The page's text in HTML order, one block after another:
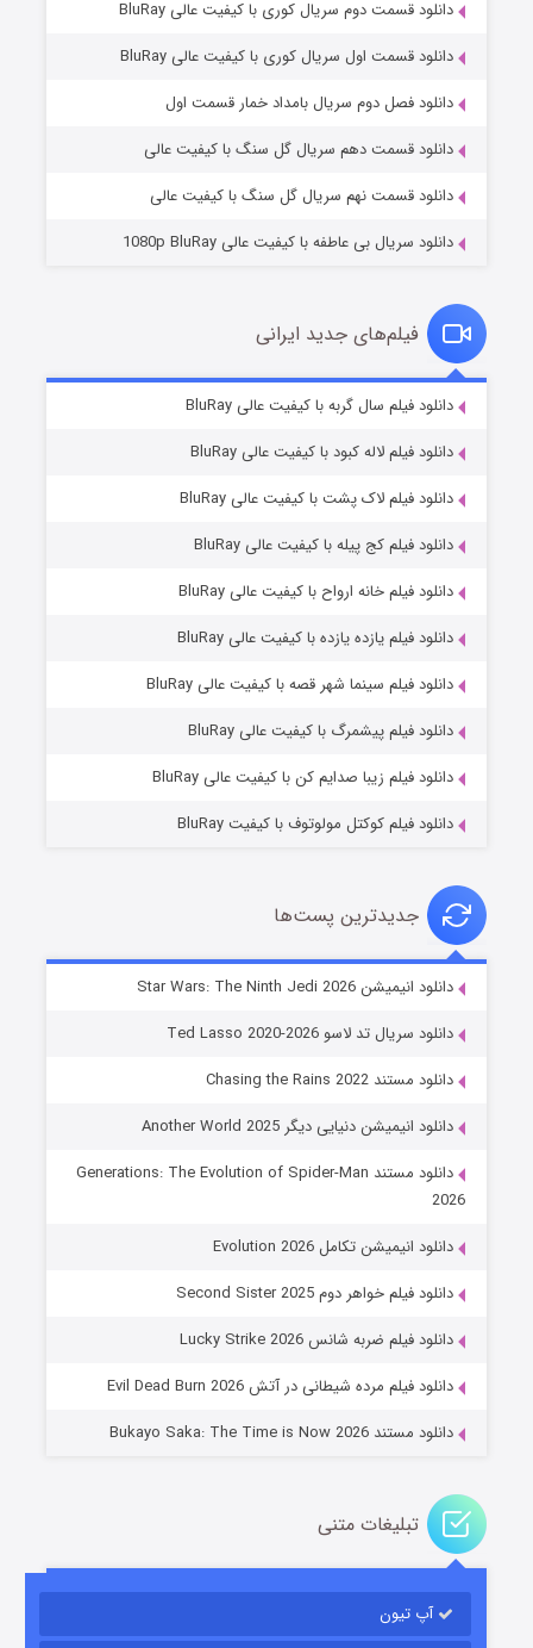
مردگان متحرک: شهر مرده ۳
قسمت۲ (زیرنویس) منتشر شد
قسمت۷ (زیرنویس) منتشر شد
خاندان اژدها فصل ۳
جادوگری در مغولستان
باب اسفنجی فصل ۱۷
قسمت۶ (زیرنویس) منتشر شد
دانلود قسمت دوم سریال کوری با کیفیت عالی BluRay
دانلود قسمت اول سریال کوری با کیفیت عالی BluRay
دانلود فصل دوم سریال بامداد خمار قسمت اول
دانلود قسمت دهم سریال گل سنگ با کیفیت عالی
دانلود قسمت نهم سریال گل سنگ با کیفیت عالی
دانلود سریال بی عاطفه با کیفیت عالی 1080p BluRay
فیلم‌های جدید ایرانی
دانلود فیلم سال گربه با کیفیت عالی BluRay
دانلود فیلم لاله کبود با کیفیت عالی BluRay
دانلود فیلم لاک پشت با کیفیت عالی BluRay
دانلود فیلم کج‌ پیله با کیفیت عالی BluRay
دانلود فیلم خانه ارواح با کیفیت عالی BluRay
دانلود فیلم یازده یازده با کیفیت عالی BluRay
دانلود فیلم سینما شهر قصه با کیفیت عالی BluRay
دانلود فیلم پیشمرگ با کیفیت عالی BluRay
دانلود فیلم زیبا صدایم کن با کیفیت عالی BluRay
دانلود فیلم کوکتل مولوتوف با کیفیت BluRay
جدیدترین پست‌ها
دانلود انیمیشن Star Wars: The Ninth Jedi 2026
دانلود سریال تد لاسو Ted Lasso 2020-2026
دانلود مستند Chasing the Rains 2022
دانلود انیمیشن دنیایی دیگر Another World 2025
دانلود مستند Generations: The Evolution of Spider-Man
2026
دانلود انیمیشن تکامل Evolution 2026
دانلود فیلم خواهر دوم Second Sister 2025
دانلود فیلم ضربه شانس Lucky Strike 2026
دانلود فیلم مرده شیطانی در آتش Evil Dead Burn 2026
دانلود مستند Bukayo Saka: The Time is Now 2026
تبلیغات متنی
آپ تیون